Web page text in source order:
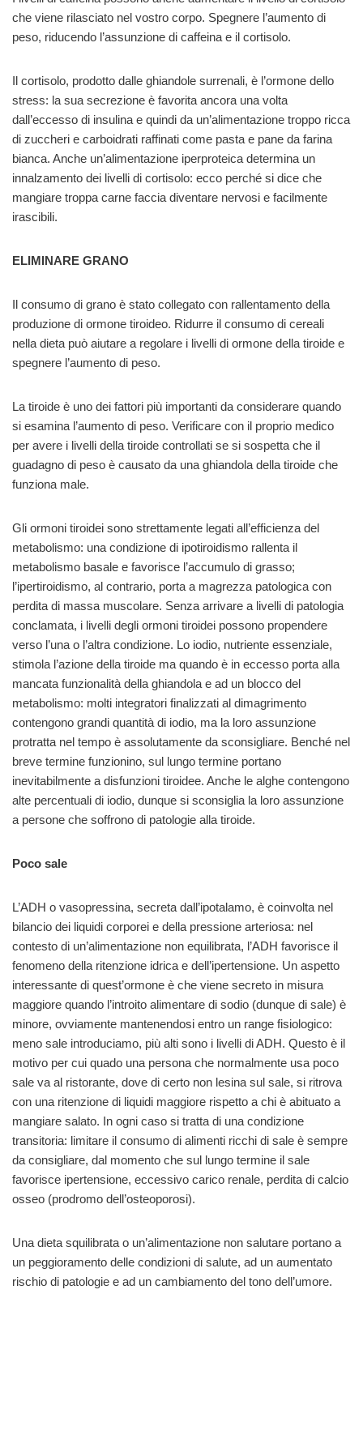
che viene rilasciato nel vostro corpo. Spegnere l’aumento di
peso, riducendo l’assunzione di caffeina e il cortisolo.
Il cortisolo, prodotto dalle ghiandole surrenali, è l’ormone dello
stress: la sua secrezione è favorita ancora una volta
dall’eccesso di insulina e quindi da un’alimentazione troppo ricca
di zuccheri e carboidrati raffinati come pasta e pane da farina
bianca. Anche un’alimentazione iperproteica determina un
innalzamento dei livelli di cortisolo: ecco perché si dice che
mangiare troppa carne faccia diventare nervosi e facilmente
irascibili.
ELIMINARE GRANO
Il consumo di grano è stato collegato con rallentamento della
produzione di ormone tiroideo. Ridurre il consumo di cereali
nella dieta può aiutare a regolare i livelli di ormone della tiroide e
spegnere l’aumento di peso.
La tiroide è uno dei fattori più importanti da considerare quando
si esamina l’aumento di peso. Verificare con il proprio medico
per avere i livelli della tiroide controllati se si sospetta che il
guadagno di peso è causato da una ghiandola della tiroide che
funziona male.
Gli ormoni tiroidei sono strettamente legati all’efficienza del
metabolismo: una condizione di ipotiroidismo rallenta il
metabolismo basale e favorisce l’accumulo di grasso;
l’ipertiroidismo, al contrario, porta a magrezza patologica con
perdita di massa muscolare. Senza arrivare a livelli di patologia
conclamata, i livelli degli ormoni tiroidei possono propendere
verso l’una o l’altra condizione. Lo iodio, nutriente essenziale,
stimola l’azione della tiroide ma quando è in eccesso porta alla
mancata funzionalità della ghiandola e ad un blocco del
metabolismo: molti integratori finalizzati al dimagrimento
contengono grandi quantità di iodio, ma la loro assunzione
protratta nel tempo è assolutamente da sconsigliare. Benché nel
breve termine funzionino, sul lungo termine portano
inevitabilmente a disfunzioni tiroidee. Anche le alghe contengono
alte percentuali di iodio, dunque si sconsiglia la loro assunzione
a persone che soffrono di patologie alla tiroide.
Poco sale
L’ADH o vasopressina, secreta dall’ipotalamo, è coinvolta nel
bilancio dei liquidi corporei e della pressione arteriosa: nel
contesto di un’alimentazione non equilibrata, l’ADH favorisce il
fenomeno della ritenzione idrica e dell’ipertensione. Un aspetto
interessante di quest’ormone è che viene secreto in misura
maggiore quando l’introito alimentare di sodio (dunque di sale) è
minore, ovviamente mantenendosi entro un range fisiologico:
meno sale introduciamo, più alti sono i livelli di ADH. Questo è il
motivo per cui quado una persona che normalmente usa poco
sale va al ristorante, dove di certo non lesina sul sale, si ritrova
con una ritenzione di liquidi maggiore rispetto a chi è abituato a
mangiare salato. In ogni caso si tratta di una condizione
transitoria: limitare il consumo di alimenti ricchi di sale è sempre
da consigliare, dal momento che sul lungo termine il sale
favorisce ipertensione, eccessivo carico renale, perdita di calcio
osseo (prodromo dell’osteoporosi).
Una dieta squilibrata o un’alimentazione non salutare portano a
un peggioramento delle condizioni di salute, ad un aumentato
rischio di patologie e ad un cambiamento del tono dell’umore.